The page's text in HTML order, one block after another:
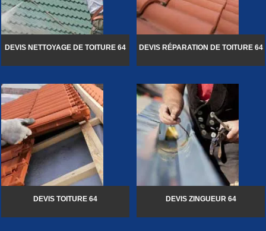
DEVIS NETTOYAGE DE TOITURE 64 DEVIS RÉPARATION DE TOITURE 64
DEVIS TOITURE 64 DEVIS ZINGUEUR 64